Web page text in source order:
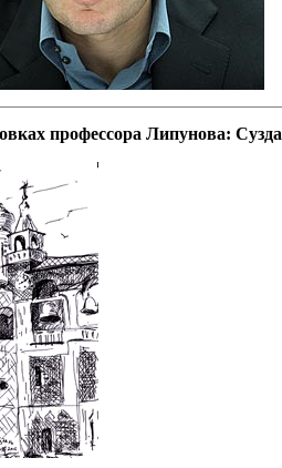
профессора Липунова: